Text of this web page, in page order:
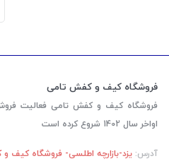
فروشگاه کیف و کفش تامی
فروشگاه کیف و کفش تامی فعالیت
اواخر سال 1402 شروع کرده است
آدرس: یزد-بازارچه اطلسی- فروشگاه کیف